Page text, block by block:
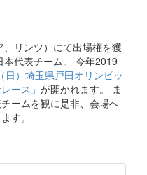
リンツ）にて出場権を獲
代表チーム。 今年2019
）埼玉県戸田オリンピッ
ース」 が開かれます。 ま
ームを観に是非、会場へ
す。